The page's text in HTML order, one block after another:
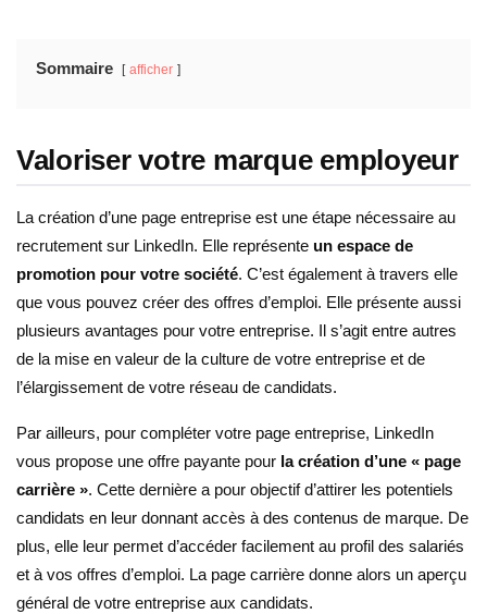
Sommaire afficher
Valoriser votre marque employeur
La création d’une page entreprise est une étape nécessaire au
recrutement sur LinkedIn. Elle représente un espace de
promotion pour votre société. C’est également à travers elle
que vous pouvez créer des offres d’emploi. Elle présente aussi
plusieurs avantages pour votre entreprise. Il s’agit entre autres
de la mise en valeur de la culture de votre entreprise et de
l’élargissement de votre réseau de candidats.
Par ailleurs, pour compléter votre page entreprise, LinkedIn
vous propose une offre payante pour la création d’une « page
carrière ». Cette dernière a pour objectif d’attirer les potentiels
candidats en leur donnant accès à des contenus de marque. De
plus, elle leur permet d’accéder facilement au profil des salariés
et à vos offres d’emploi. La page carrière donne alors un aperçu
général de votre entreprise aux candidats.